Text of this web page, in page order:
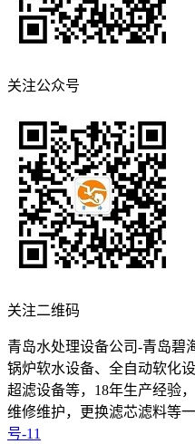
关注公众号
关注二维码
青岛水处理设备公司-青岛碧
锅炉软水设备、全自动软化
超滤设备等，18年生产经验
维修维护，更换滤芯滤料等
号-11